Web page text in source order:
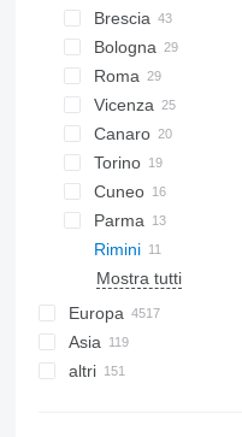
Brescia
Bologna
Roma
Vicenza
Canaro
Torino
Cuneo
Parma
Rimini
Mostra tutti
Europa
Germania
Asia
altri